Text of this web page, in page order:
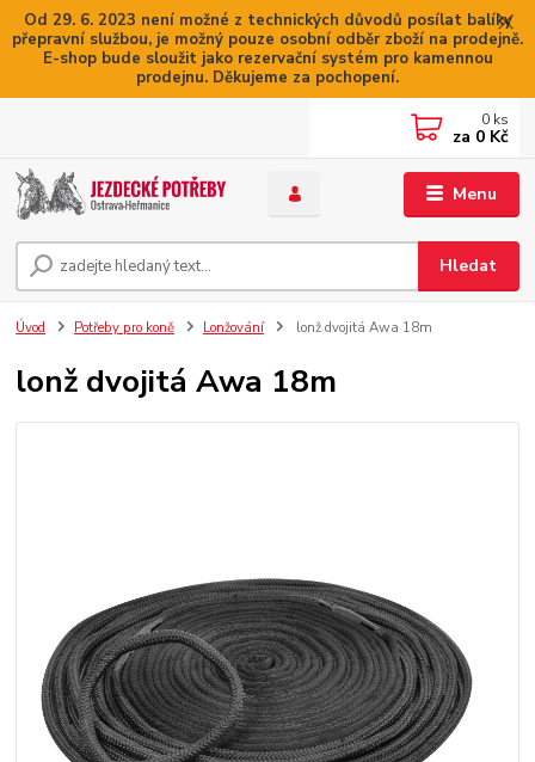
Od 29. 6. 2023 není možné z technických důvodů posílat balíky
přepravní službou, je možný pouze osobní odběr zboží na prodejně.
E-shop bude sloužit jako rezervační systém pro kamennou
prodejnu. Děkujeme za pochopení.
Menu
Hledat
0 ks
za 0 Kč
Úvod Potřeby pro koně Lonžování lonž dvojitá Awa 18m
lonž dvojitá Awa 18m